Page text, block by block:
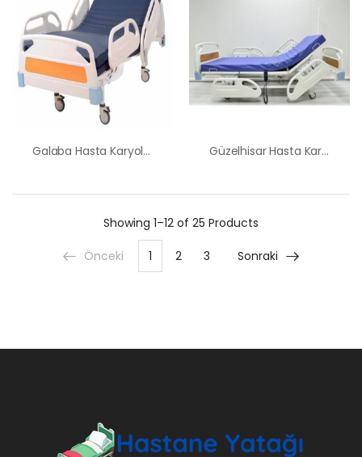
Galaba Hasta Karyolası Satış Kiralama Fiyatı Güzelhisar Hasta Karyolası Satış Kiralama Fiyatı
Showing 1–12 of 25 Products
Önceki 1 2 3 Sonraki